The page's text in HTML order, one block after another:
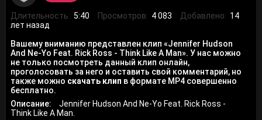
Длительность: 5:40 Просмотров: 4 083 Добавлено: 14
лет назад
Вашему вниманию представлен клип «Jennifer Hudson
And Ne-Yo Feat. Rick Ross - Think Like A Man». У нас можно
не только посмотреть данный клип онлайн,
проголосовать за него и оставить свой комментарий, но
также можно скачать клип в формате MP4 совершенно
бесплатно.
Описание:
Jennifer Hudson And Ne-Yo Feat. Rick Ross -
Think Like A Man.